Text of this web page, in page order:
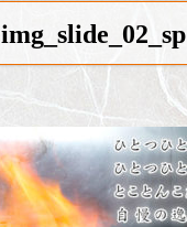
img_slide_02_sp